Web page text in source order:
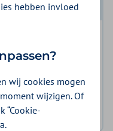
hebben invloed
wij cookies mogen
wijzigen. Of
“Cookie-